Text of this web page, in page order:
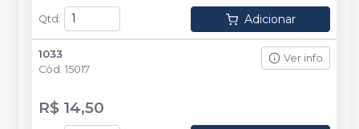
Qtd : Adicionar
1033
Cód. 15017
Ver info
R$ 14,50